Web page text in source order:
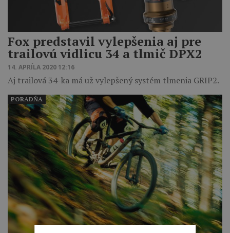
Fox predstavil vylepšenia aj pre
trailovú vidlicu 34 a tlmič DPX2
14. APRÍLA 2020 12:16
Aj trailová 34-ka má už vylepšený systém tlmenia GRIP2.
PORADŇA